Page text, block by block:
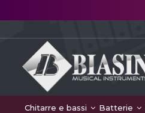
Chitarre e bassi Batterie